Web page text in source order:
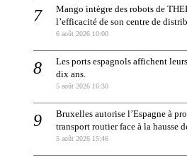
Mango intègre des robots de
l’efficacité de son centre de
6 août 2026 10:00
Les ports espagnols affichent
dix ans.
5 août 2026 16:30
Bruxelles autorise l’Espagne à
transport routier face à la hausse
5 août 2026 15:46